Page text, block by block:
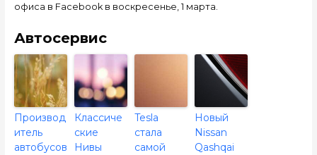
офиса в Facebook в воскресенье, 1 марта.
Автосервис
Производ
итель
автобусов
Классиче
ские
Нивы
Tesla
стала
самой
Новый
Nissan
Qashqai